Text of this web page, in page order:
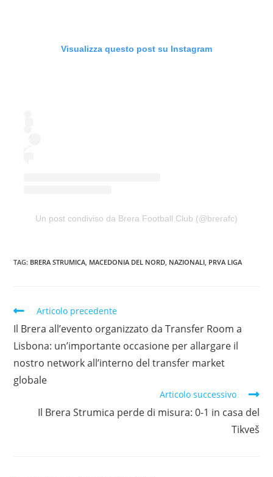
Visualizza questo post su Instagram
Un post condiviso da Brera Football Club (@brerafc)
TAG: BRERA STRUMICA, MACEDONIA DEL NORD, NAZIONALI, PRVA LIGA
Articolo precedente
Il Brera all’evento organizzato da Transfer Room a
Lisbona: un’importante occasione per allargare il
nostro network all’interno del transfer market
globale
Articolo successivo
Il Brera Strumica perde di misura: 0-1 in casa del
Tikveš